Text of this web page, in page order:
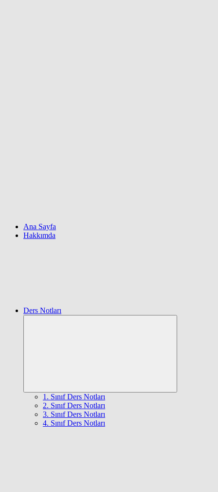
Ana Sayfa
Hakkımda
Ders Notları
1. Sınıf Ders Notları
2. Sınıf Ders Notları
3. Sınıf Ders Notları
4. Sınıf Ders Notları